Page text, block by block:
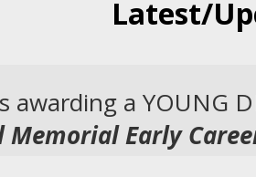
Latest/
awarding a YOUNG
Memorial Early